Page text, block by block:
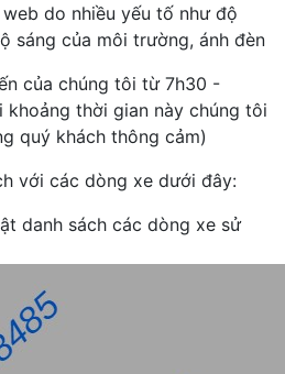
do nhiều yếu tố như độ
sáng của môi trường, ánh đèn
của chúng tôi từ 7h30 -
khoảng thời gian này chúng tôi
quý khách thông cảm)
với các dòng xe dưới đây:
danh sách các dòng xe sử